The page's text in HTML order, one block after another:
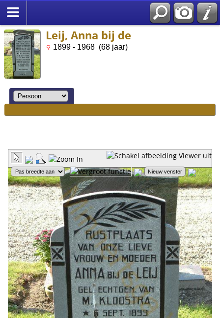
Leij, Anna bij de
1899 - 1968 (68 jaar)